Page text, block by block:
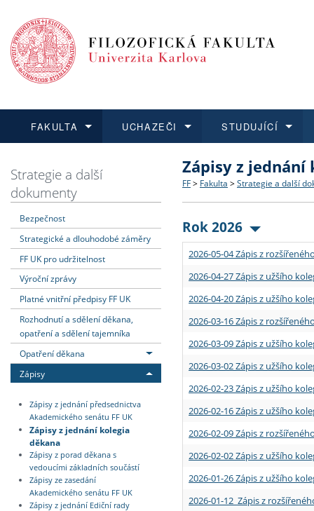
FAKULTA
Dozvědět se více
Struktura a historie
Strategie a další
Podpora a benefity pro
Absolventi fakulty
UCHAZEČI
Podat přihlášku
Co studovat a jak se
Učitelské studijní
Informace k průběhu
STUDUJÍCÍ
Dozvědět se více
Bakalářské a magisterské
Doktorské studium
Rigorózní řízení
Dozvědět se více
O vědě a výzkumu na FF
Akademické kvalifikace
Granty a projekty
Dozvědět se více
Aktuální nabídky a
Vyjíždějící studenti
Přijíždějící studenti
Vyjíždějící zaměstnanci
Strategie a další
dokumenty
Bezpečnost
Strategické a dlouhodobé záměry
FF UK pro udržitelnost
Výroční zprávy
Platné vnitřní předpisy FF UK
Rozhodnutí a sdělení děkana,
opatření a sdělení tajemníka
Opatření děkana
Zápisy
Zápisy z jednání předsednictva
Akademického senátu FF UK
Zápisy z jednání kolegia
děkana
Zápisy z porad děkana s
vedoucími základních součástí
Zápisy ze zasedání
Akademického senátu FF UK
Zápisy z jednání Ediční rady
Zápisy z jednání
FF > Fakulta > Strategie a další
Rok 2026
2026-05-04 Zápis z
2026-04-27 Zápis z užšího
2026-04-20 Zápis z užšího
2026-03-16 Zápis z
2026-03-09 Zápis z užšího
2026-03-02 Zápis z užšího
2026-02-23 Zápis z užšího
2026-02-16 Zápis z užšího
2026-02-09 Zápis z
2026-02-02 Zápis z užšího
2026-01-26 Zápis z užšího
2026-01-12 Zápis z